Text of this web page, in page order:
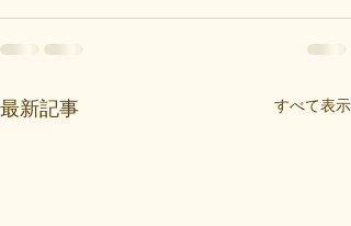
最新記事 すべて表示